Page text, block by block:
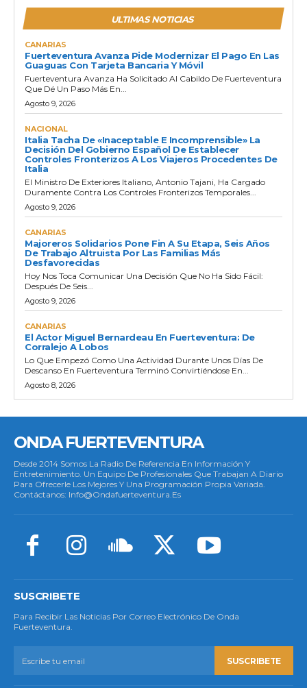
ULTIMAS NOTICIAS
CANARIAS
Fuerteventura Avanza Pide Modernizar El Pago En Las
Guaguas Con Tarjeta Bancaria Y Móvil
Fuerteventura Avanza Ha Solicitado Al Cabildo De Fuerteventura
Que Dé Un Paso Más En...
Agosto 9, 2026
NACIONAL
Italia Tacha De «inaceptable E Incomprensible» La
Decisión Del Gobierno Español De Establecer
Controles Fronterizos A Los Viajeros Procedentes De
Italia
El Ministro De Exteriores Italiano, Antonio Tajani, Ha Cargado
Duramente Contra Los Controles Fronterizos Temporales...
Agosto 9, 2026
CANARIAS
Majoreros Solidarios Pone Fin A Su Etapa, Seis Años
De Trabajo Altruista Por Las Familias Más
Desfavorecidas
Hoy Nos Toca Comunicar Una Decisión Que No Ha Sido Fácil:
Después De Seis...
Agosto 9, 2026
CANARIAS
El Actor Miguel Bernardeau En Fuerteventura: De
Corralejo A Lobos
Lo Que Empezó Como Una Actividad Durante Unos Días De
Descanso En Fuerteventura Terminó Convirtiéndose En...
Agosto 8, 2026
ONDA FUERTEVENTURA
Desde 2014 Somos La Radio De Referencia En Información Y
Entretenimiento. Un Equipo De Profesionales Que Trabajan A Diario
Para Ofrecerle Los Mejores Y Una Programación Propia Variada.
Contáctanos: Info@ondafuerteventura.es
SUSCRIBETE
Para Recibir Las Noticias Por Correo Electrónico De Onda
Fuerteventura.
SUSCRIBETE